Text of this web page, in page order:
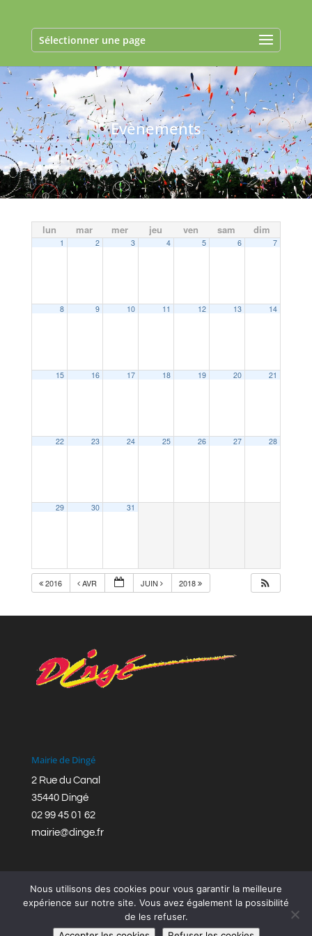
Sélectionner une page
Evènements
lun mar mer jeu ven sam dim
1 2 3 4 5 6 7
8 9 10 11 12 13 14
15 16 17 18 19 20 21
22 23 24 25 26 27 28
29 30 31
2016 AVR JUIN 2018
Mairie de Dingé
2 Rue du Canal
35440 Dingé
02 99 45 01 62
mairie@dinge.fr
Réalisation © Mairie de Dingé,Bretagne Romantique
Nous utilisons des cookies pour vous garantir la meilleure
expérience sur notre site. Vous avez également la possibilité
de les refuser.